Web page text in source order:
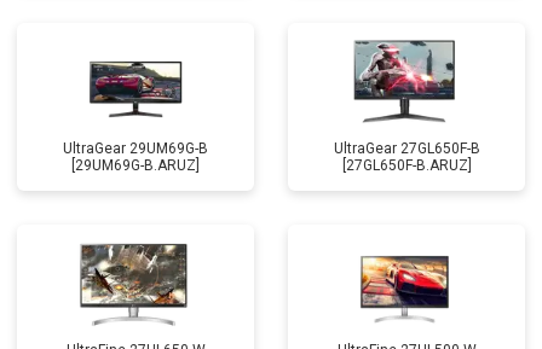
UltraGear 29UM69G-B
[29UM69G-B.ARUZ]
UltraGear 27GL650F-B
[27GL650F-B.ARUZ]